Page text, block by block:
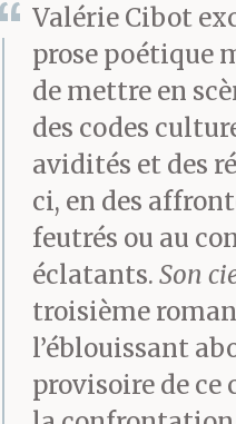
pose sur
baisers
on ne sait
calme n’a
ici. Il est
Mon
leur
Valérie Cibot
prose poétique
de mettre en
des codes
avidités et des
ci, en des
feutrés ou au
éclatants. Son
troisième
l’éblouissant
provisoire de